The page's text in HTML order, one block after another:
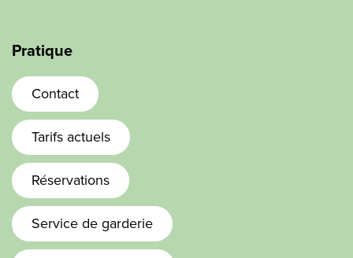
Pratique
Contact
Tarifs actuels
Réservations
Service de garderie